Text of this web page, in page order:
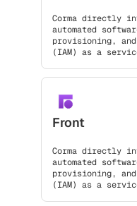
Corma directly
automated
provisioning, and
(IAM) as a
Front
Corma directly
automated
provisioning, and
(IAM) as a